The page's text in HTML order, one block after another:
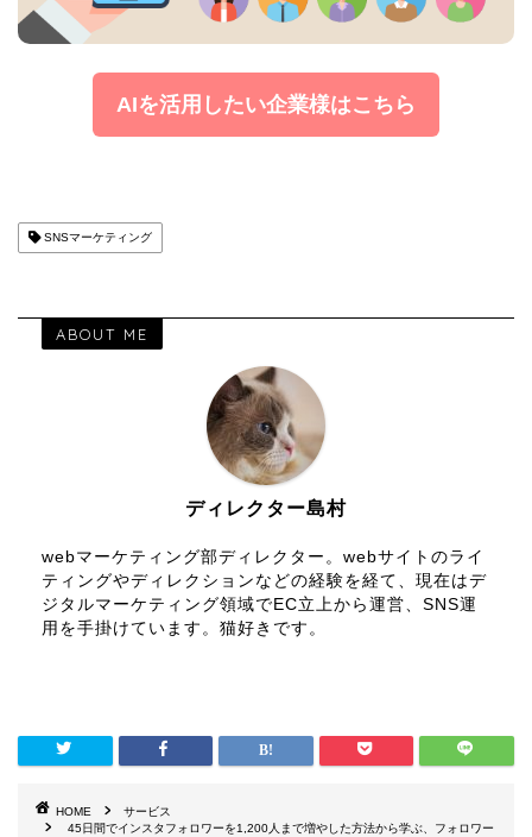
AIを活用したい企業様はこちら
SNSマーケティング
ABOUT ME
ディレクター島村
webマーケティング部ディレクター。webサイトのライ
ティングやディレクションなどの経験を経て、現在はデ
ジタルマーケティング領域でEC立上から運営、SNS運
用を手掛けています。猫好きです。
HOME
サービス
45日間でインスタフォロワーを1,200人まで増やした方法から学ぶ、フォロワー